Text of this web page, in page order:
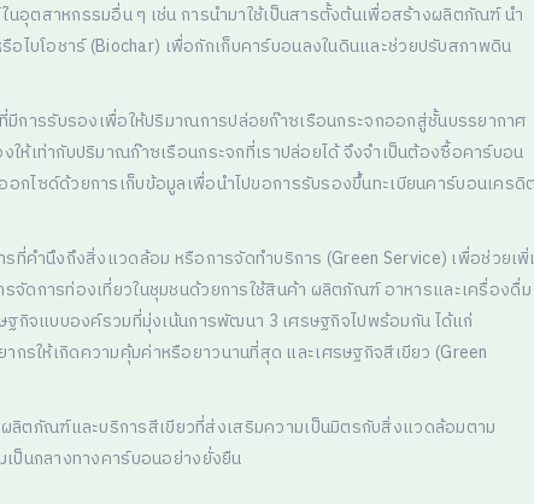
นอุตสาหกรรมอื่น ๆ เช่น การนำมาใช้เป็นสารตั้งต้นเพื่อสร้างผลิตภัณฑ์ นำ
ไบโอชาร์ (Biochar) เพื่อกักเก็บคาร์บอนลงในดินและช่วยปรับสภาพดิน
การรับรองเพื่อให้ปริมาณการปล่อยก๊าซเรือนกระจกออกสู่ชั้นบรรยากาศ
ห้เท่ากับปริมาณก๊าซเรือนกระจกที่เราปล่อยได้ จึงจำเป็นต้องซื้อคาร์บอน
ไซด์ด้วยการเก็บข้อมูลเพื่อนำไปขอการรับรองขึ้นทะเบียนคาร์บอนเครดิ
คำนึงถึงสิ่งแวดล้อม หรือการจัดทำบริการ (Green Service) เพื่อช่วยเ
จัดการท่องเที่ยวในชุมชนด้วยการใช้สินค้า ผลิตภัณฑ์ อาหารและเครื่องดื่ม
กิจแบบองค์รวมที่มุ่งเน้นการพัฒนา 3 เศรษฐกิจไปพร้อมกัน ได้แก่
กรให้เกิดความคุ้มค่าหรือยาวนานที่สุด และเศรษฐกิจสีเขียว (Green
ตภัณฑ์และบริการสีเขียวที่ส่งเสริมความเป็นมิตรกับสิ่งแวดล้อมตาม
ป็นกลางทางคาร์บอนอย่างยั่งยืน